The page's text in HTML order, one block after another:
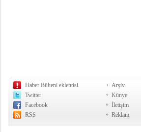
Haber Bülteni eklentisi
Twitter
Facebook
RSS
Arşiv
Künye
İletişim
Reklam